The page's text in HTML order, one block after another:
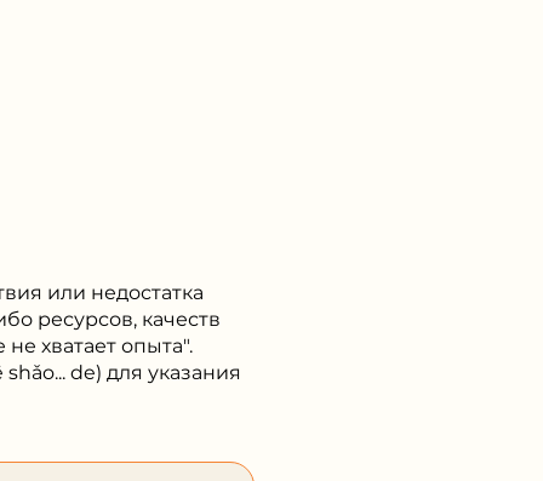
или недостатка
ресурсов, качеств
хватает опыта".
de) для указания